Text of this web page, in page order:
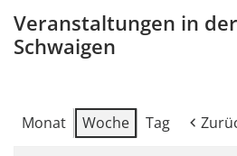
Veranstaltungen in
Schwaigen
Monat Woche Tag